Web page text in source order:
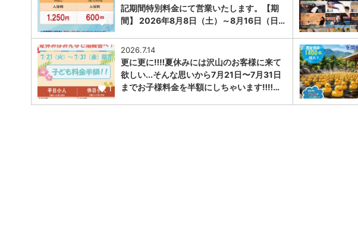
1
記期間特別料金にて営業いたします。【期
間】 2026年8月8日（土）～8月16日（日…
1
2026.7.14
更に更に‼️‼️夏休みには沢山のお客様に来て
欲しい...そんな思いから7月21日〜7月31日
までお子様料金を半額にしちゃいます‼︎‼︎…